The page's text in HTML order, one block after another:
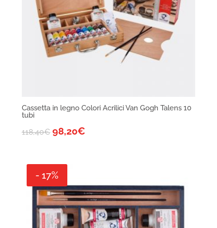
Cassetta in legno Colori Acrilici Van Gogh Talens 10
tubi
118,40€ 98,20€
- 17%